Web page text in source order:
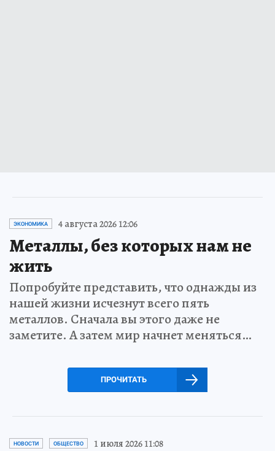
ЭКОНОМИКА 4 августа 2026 12:06
Металлы, без которых нам не
жить
Попробуйте представить, что однажды из
нашей жизни исчезнут всего пять
металлов. Сначала вы этого даже не
заметите. А затем мир начнет меняться…
ПРОЧИТАТЬ
НОВОСТИ ОБЩЕСТВО 1 июля 2026 11:08